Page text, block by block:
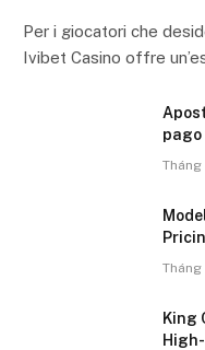
Per i giocatori che
Ivibet Casino offre
pago
Tháng
Tháng
King